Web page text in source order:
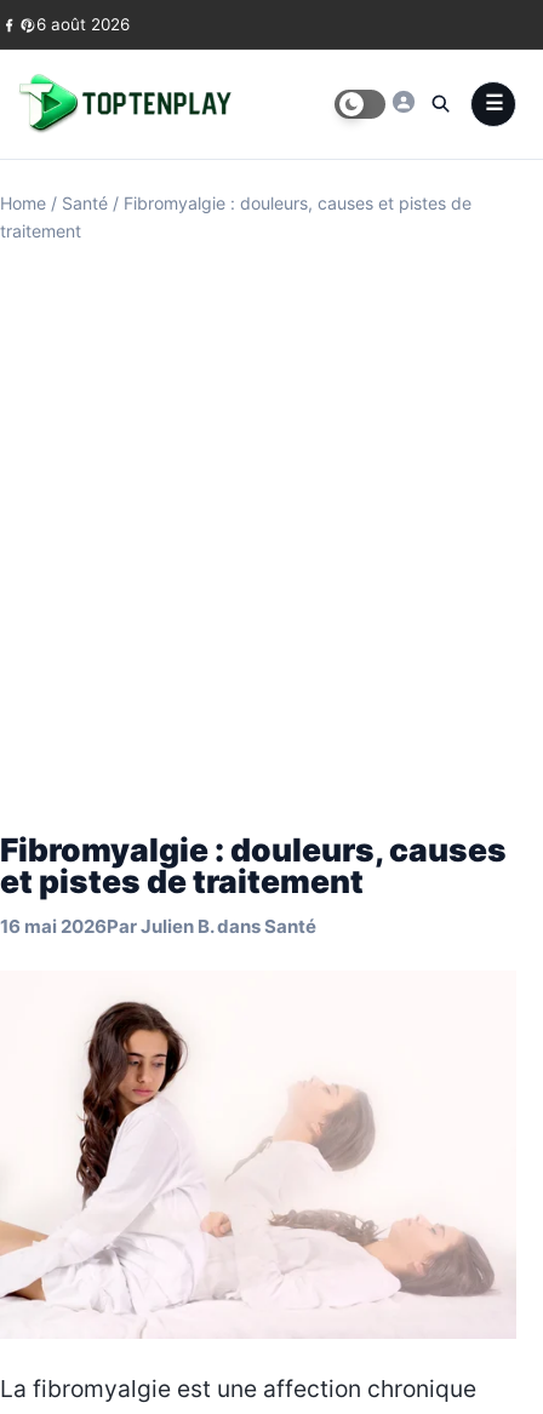
Skip to content
6 août 2026
Home / Santé / Fibromyalgie : douleurs, causes et pistes de
traitement
Fibromyalgie : douleurs, causes
et pistes de traitement
16 mai 2026ParJulien B.dansSanté
La fibromyalgie est une affection chronique